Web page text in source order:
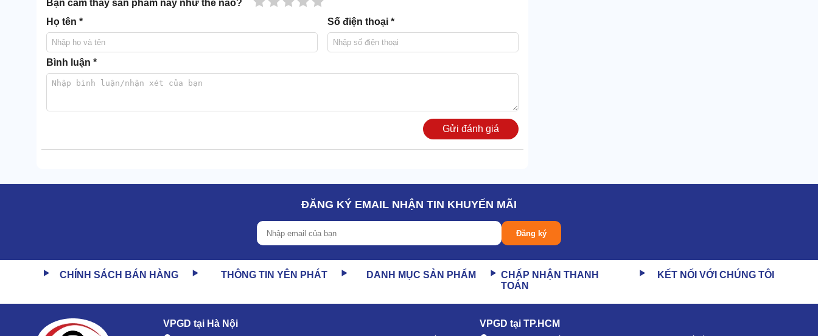
Với tạo hình tối ưu này, cộng thêm bánh xe tích hợp bên dưới, bạn có thể di dời thiết bị đi muôn nơi.
Độ bền của máy V-JET 350/15 khiến nhiều đối thủ phải ghen tị. Đầu tiên, phải kể đến motor lõi đồng siêu khỏe,
vận hành liên tục. Nhưng lượng nhiệt phát ra cực thấp, rất hiếm khi phát sinh sự cố.
Bạn cảm thấy sản phẩm này như thế nào?
Họ tên * Số điện thoại *
Bình luận *
Gửi đánh giá
ĐĂNG KÝ EMAIL NHẬN TIN KHUYẾN MÃI
Đăng ký
CHÍNH SÁCH BÁN HÀNG THÔNG TIN YÊN PHÁT DANH MỤC SẢN PHẨM
CHẤP NHẬN THANH
TOÁN
KẾT NỐI VỚI CHÚNG TÔI
VPGD tại Hà Nội VPGD tại TP.HCM